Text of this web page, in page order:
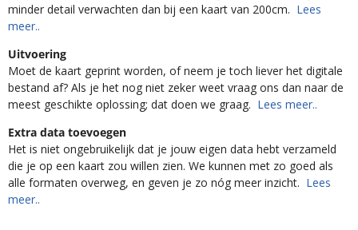
minder detail verwachten dan bij een kaart van 200cm. Lees
meer..
Uitvoering
Moet de kaart geprint worden, of neem je toch liever het digitale
bestand af? Als je het nog niet zeker weet vraag ons dan naar de
meest geschikte oplossing; dat doen we graag. Lees meer..
Extra data toevoegen
Het is niet ongebruikelijk dat je jouw eigen data hebt verzameld
die je op een kaart zou willen zien. We kunnen met zo goed als
alle formaten overweg, en geven je zo nóg meer inzicht. Lees
meer..